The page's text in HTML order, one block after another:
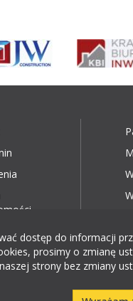
dostęp do informacji
prosimy o zmianę
strony bez zmiany